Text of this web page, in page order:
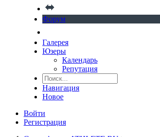
Форум
Галерея
Юзеры
Календарь
Репутация
Навигация
Новое
Войти
Регистрация